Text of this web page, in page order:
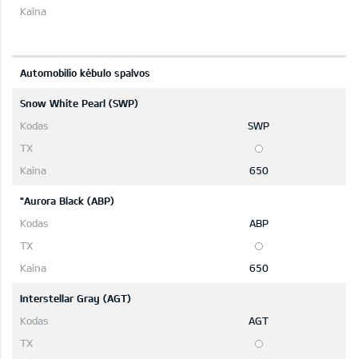
Automobilio kėbulo spalvos
Snow White Pearl (SWP)
SWP
650
"Aurora Black (ABP)
ABP
650
Interstellar Gray (AGT)
AGT